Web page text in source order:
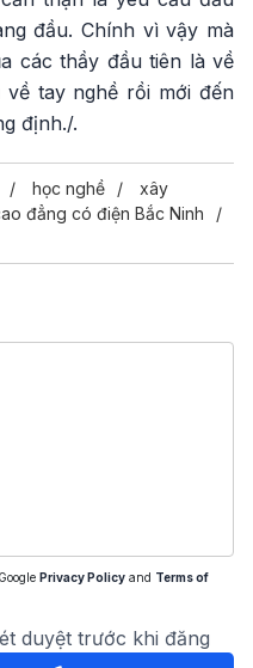
đầu. Chính vì vậy mà
các thầy đầu tiên là về
tay nghề rồi mới đến
định./.
học nghề
xây
đẳng có điện Bắc Ninh
Privacy Policy and Terms of
duyệt trước khi đăng